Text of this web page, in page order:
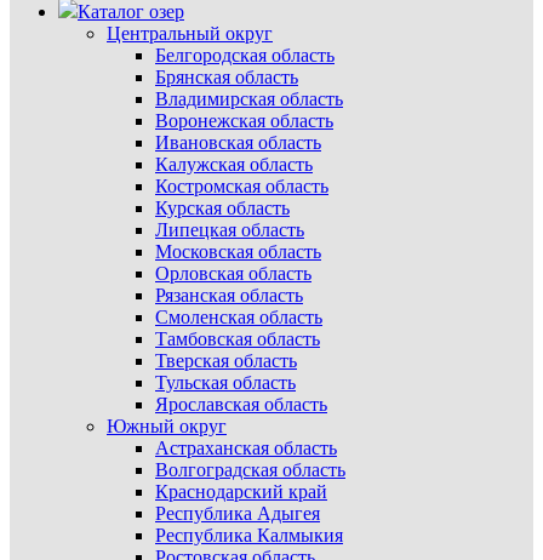
Каталог озер
Центральный округ
Белгородская область
Брянская область
Владимирская область
Воронежская область
Ивановская область
Калужская область
Костромская область
Курская область
Липецкая область
Московская область
Орловская область
Рязанская область
Смоленская область
Тамбовская область
Тверская область
Тульская область
Ярославская область
Южный округ
Астраханская область
Волгоградская область
Краснодарский край
Республика Адыгея
Республика Калмыкия